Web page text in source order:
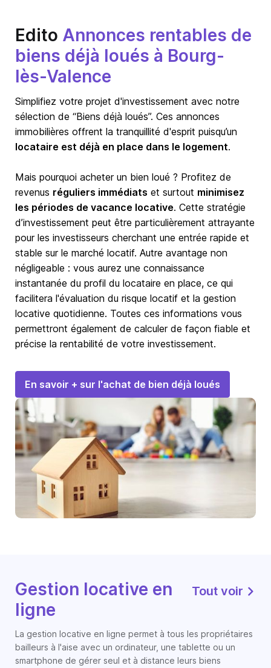
Edito Annonces rentables de
biens déjà loués à Bourg-
lès-Valence
Simplifiez votre projet d'investissement avec notre
sélection de “Biens déjà loués”. Ces annonces
immobilières offrent la tranquillité d'esprit puisqu’un
locataire est déjà en place dans le logement.
Mais pourquoi acheter un bien loué ? Profitez de
revenus réguliers immédiats et surtout minimisez
les périodes de vacance locative. Cette stratégie
d’investissement peut être particulièrement attrayante
pour les investisseurs cherchant une entrée rapide et
stable sur le marché locatif. Autre avantage non
négligeable : vous aurez une connaissance
instantanée du profil du locataire en place, ce qui
facilitera l'évaluation du risque locatif et la gestion
locative quotidienne. Toutes ces informations vous
permettront également de calculer de façon fiable et
précise la rentabilité de votre investissement.
En savoir + sur l'achat de bien déjà loués
Gestion locative en
ligne
Tout voir
La gestion locative en ligne permet à tous les propriétaires
bailleurs à l'aise avec un ordinateur, une tablette ou un
smartphone de gérer seul et à distance leurs biens